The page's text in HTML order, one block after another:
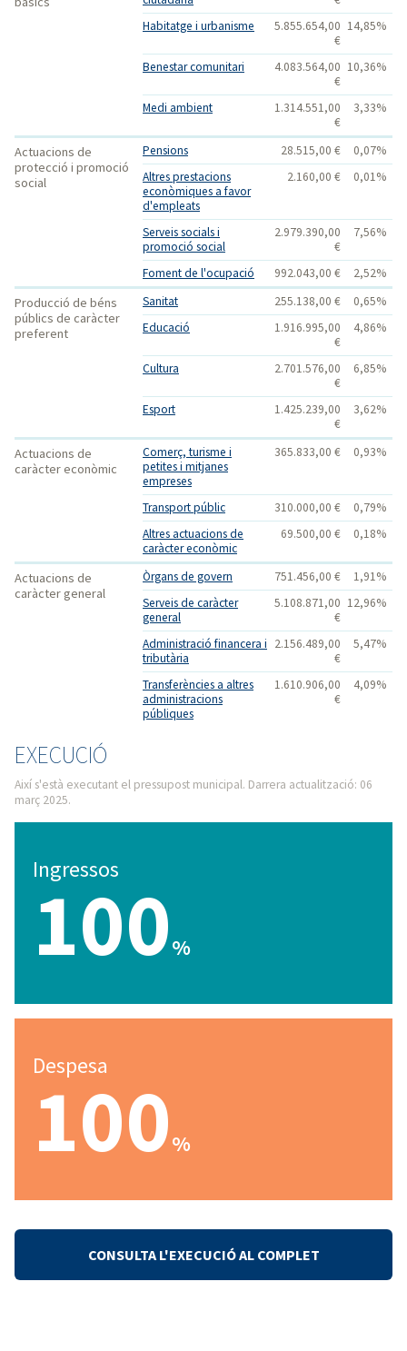
Habitatge i urbanisme
5.855.654,00
€
14,85%
Benestar comunitari
4.083.564,00
€
10,36%
Medi ambient
1.314.551,00
€
3,33%
Actuacions de
protecció i promoció
social
Pensions 28.515,00 €
0,07%
Altres prestacions
econòmiques a favor
d'empleats
2.160,00 € 0,01%
Serveis socials i
promoció social
2.979.390,00
€
7,56%
Foment de l'ocupació 992.043,00 € 2,52%
Producció de béns
públics de caràcter
preferent
Sanitat 255.138,00 €
0,65%
Educació
1.916.995,00
€
4,86%
Cultura
2.701.576,00
€
6,85%
Esport
1.425.239,00
€
3,62%
Actuacions de
caràcter econòmic
Comerç, turisme i
petites i mitjanes
empreses
365.833,00 € 0,93%
Transport públic 310.000,00 €
0,79%
Altres actuacions de
caràcter econòmic
69.500,00 € 0,18%
Actuacions de
caràcter general
Òrgans de govern 751.456,00 €
1,91%
Serveis de caràcter
general
5.108.871,00
€
12,96%
Administració financera i
tributària
2.156.489,00
€
5,47%
Transferències a altres
administracions
públiques
1.610.906,00
€
4,09%
EXECUCIÓ
Així s'està executant el pressupost municipal. Darrera actualització: 06
març 2025.
Ingressos
100%
Despesa
100%
CONSULTA L'EXECUCIÓ AL COMPLET